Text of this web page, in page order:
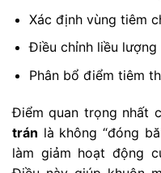
Xác định vùng tiêm
Điều chỉnh liều
Phân bổ điểm tiêm
Điểm quan trọng nhất
trán là không “đóng
làm giảm hoạt động